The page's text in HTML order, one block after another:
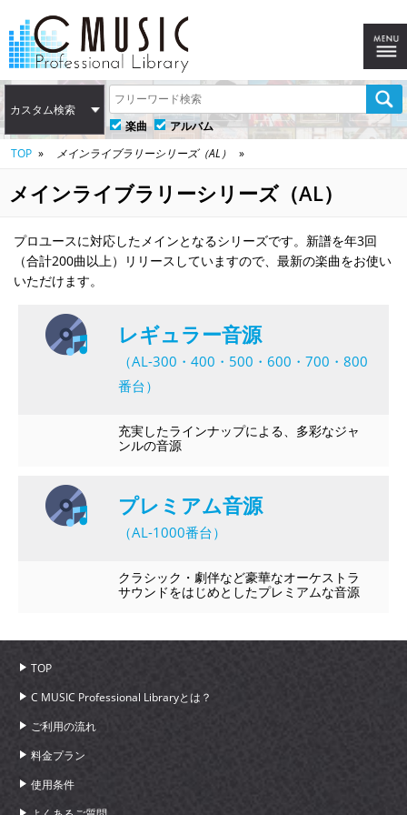
カスタム検索
楽曲
アルバム
TOP
メインライブラリーシリーズ（AL）
メインライブラリーシリーズ（AL）
プロユースに対応したメインとなるシリーズです。新譜を年3回
（合計200曲以上）リリースしていますので、最新の楽曲をお使い
いただけます。
レギュラー音源
（AL-300・400・500・600・700・800
番台）
充実したラインナップによる、多彩なジャ
ンルの音源
プレミアム音源
（AL-1000番台）
クラシック・劇伴など豪華なオーケストラ
サウンドをはじめとしたプレミアムな音源
TOP
C MUSIC Professional Libraryとは？
ご利用の流れ
料金プラン
使用条件